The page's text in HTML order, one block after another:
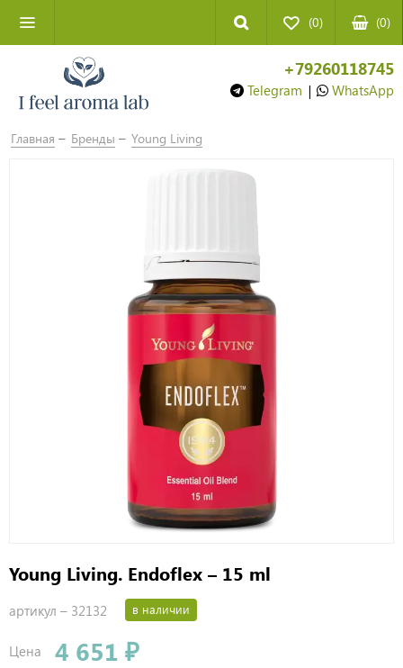
(0) (0)
+79260118745
Telegram | WhatsApp
Главная Бренды Young Living
Young Living. Endoflex – 15 ml
артикул – 32132 в наличии
Цена 4 651 ₽